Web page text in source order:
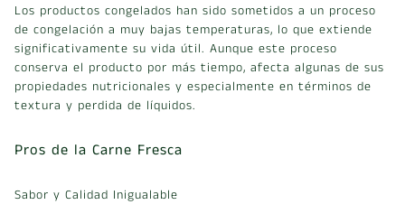
Los productos congelados han sido sometidos a un proceso
de congelación a muy bajas temperaturas, lo que extiende
significativamente su vida útil. Aunque este proceso
conserva el producto por más tiempo, afecta algunas de sus
propiedades nutricionales y especialmente en términos de
textura y perdida de líquidos.
Pros de la Carne Fresca
Sabor y Calidad Inigualable